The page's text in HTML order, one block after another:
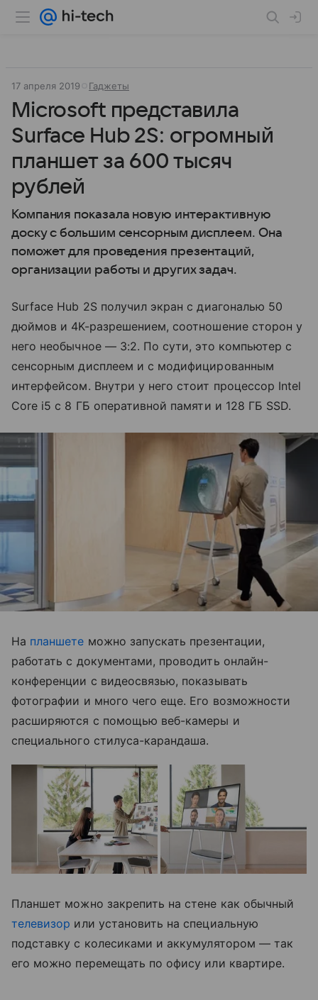
17 апреля 2019 Гаджеты
Microsoft представила
Surface Hub 2S: огромный
планшет за 600 тысяч
рублей
Компания показала новую интерактивную
доску с большим сенсорным дисплеем. Она
поможет для проведения презентаций,
организации работы и других задач.
Surface Hub 2S получил экран с диагональю 50
дюймов и 4K-разрешением, соотношение сторон у
него необычное — 3:2. По сути, это компьютер с
сенсорным дисплеем и с модифицированным
интерфейсом. Внутри у него стоит процессор Intel
Core i5 с 8 ГБ оперативной памяти и 128 ГБ SSD.
На планшете можно запускать презентации,
работать с документами, проводить онлайн-
конференции с видеосвязью, показывать
фотографии и много чего еще. Его возможности
расширяются с помощью веб-камеры и
специального стилуса-карандаша.
Планшет можно закрепить на стене как обычный
телевизор или установить на специальную
подставку с колесиками и аккумулятором — так
его можно перемещать по офису или квартире.